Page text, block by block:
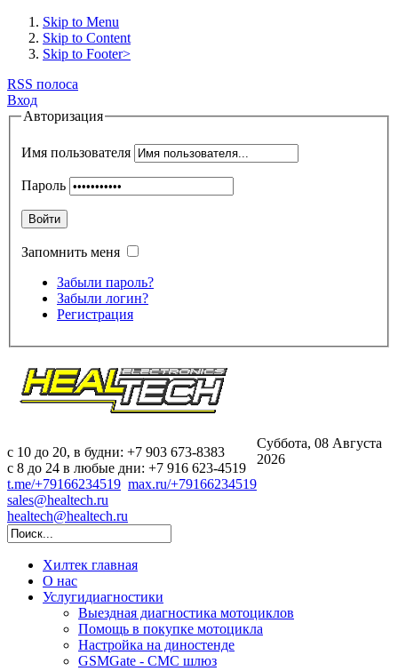
Skip to Menu
Skip to Content
Skip to Footer>
RSS полоса
Вход
Авторизация
Имя пользователя
Пароль
Войти
Запомнить меня
Забыли пароль?
Забыли логин?
Регистрация
c 10 до 20, в будни: +7 903 673-8383
с 8 до 24 в любые дни: +7 916 623-4519
t.me/+79166234519 max.ru/+79166234519
sales@healtech.ru
healtech@healtech.ru
Суббота, 08 Августа
2026
Хилтек главная
О нас
Услугидиагностики
Выездная диагностика мотоциклов
Помощь в покупке мотоцикла
Настройка на диностенде
GSMGate - СМС шлюз